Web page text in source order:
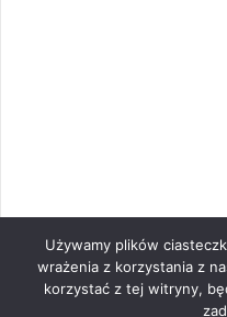
Używamy plików
wrażenia z korzystania z
korzystać z tej witryny,